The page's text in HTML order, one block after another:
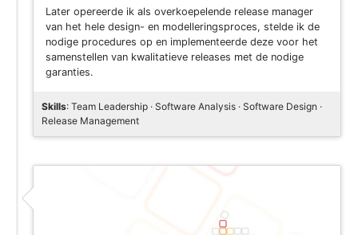
Later opereerde ik als overkoepelende release manager
van het hele design- en modelleringsproces, stelde ik de
nodige procedures op en implementeerde deze voor het
samenstellen van kwalitatieve releases met de nodige
garanties.
Skills: Team Leadership · Software Analysis · Software Design ·
Release Management